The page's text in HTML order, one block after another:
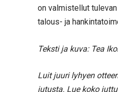
on valmistellut
talous- ja
Teksti ja kuva: Tea
Luit juuri lyhyen
jutusta. Lue koko